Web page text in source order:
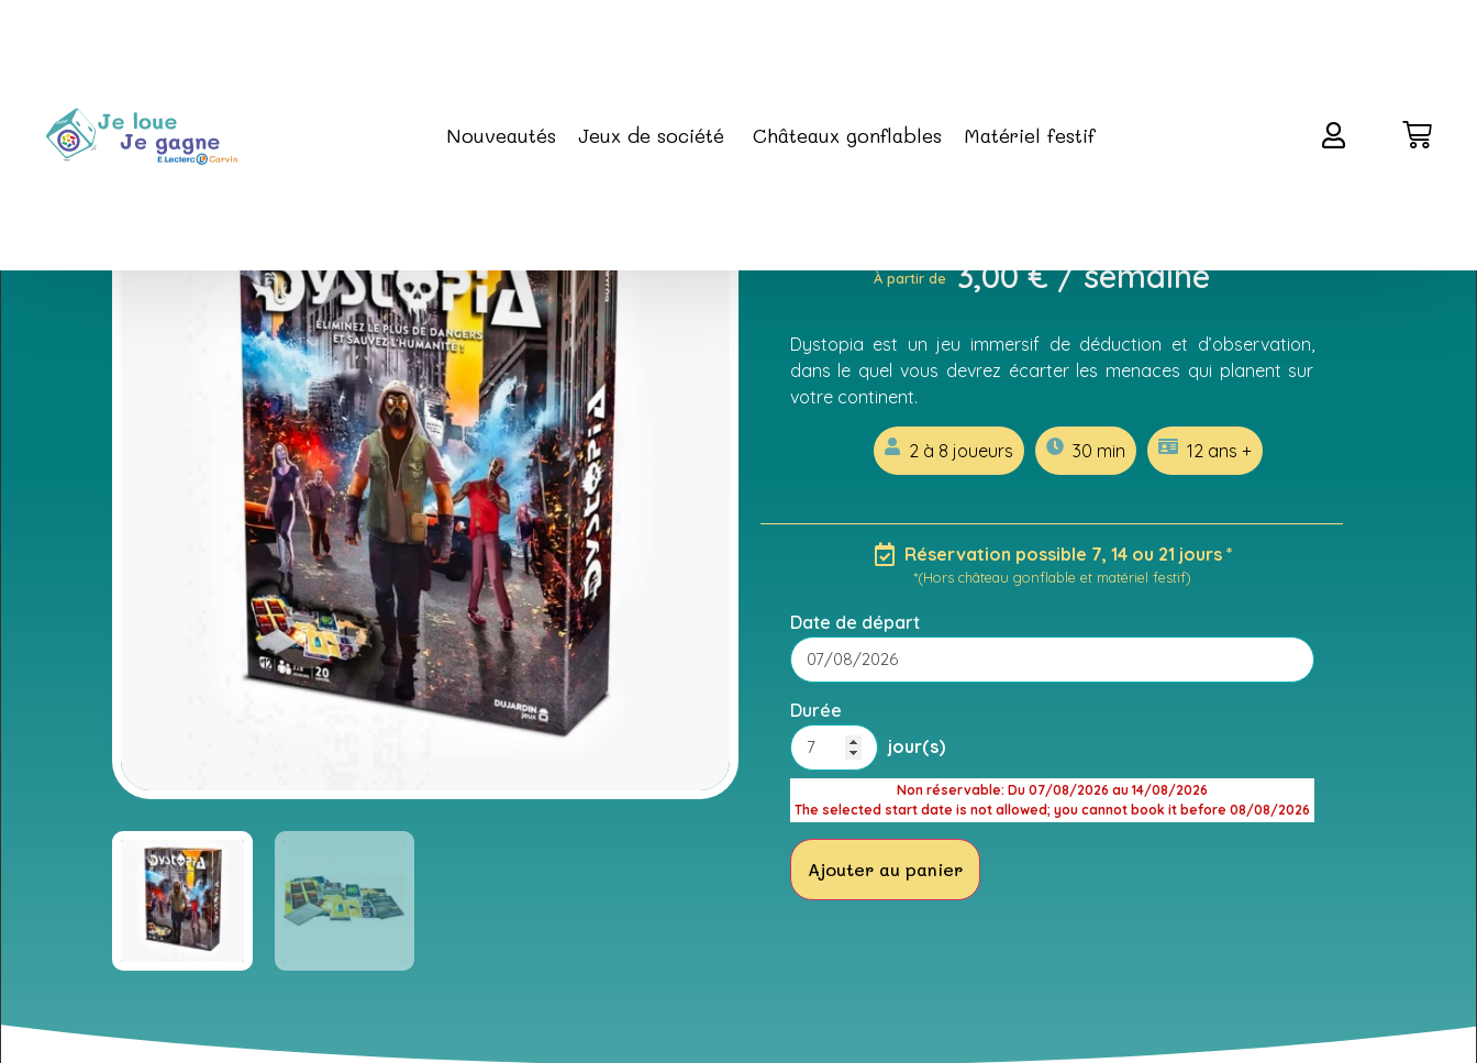
Nouveautés Jeux de société Châteaux gonflables Matériel festif
Accueil Défis, quiz et culture générale/ Dystopia
À partir de 3,00€/ semaine
Dystopia est un jeu immersif de déduction et d’observation,
dans le quel vous devrez écarter les menaces qui planent sur
votre continent.
2 à 8 joueurs 30 min 12 ans +
Réservation possible 7, 14 ou 21 jours *
*(Hors château gonflable et matériel festif)
Date de départ
Durée
jour(s)
Non réservable: Du 07/08/2026 au 14/08/2026
The selected start date is not allowed; you cannot book it before 08/08/2026
Ajouter au panier